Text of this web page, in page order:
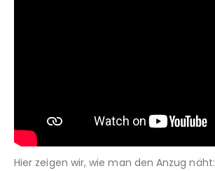
Hier zeigen wir, wie man den Anzug näht: